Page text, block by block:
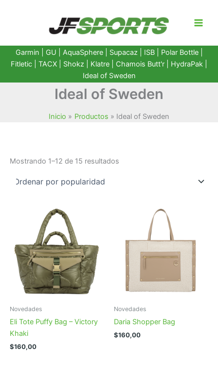
Garmin GU AquaSphere| Supacaz | ISB | Polar Bottle|
Fitletic
TACX Shokz Klatre Chamois Butt'r HydraPak
Ideal of Sweden
Ideal of Sweden
Inicio Productos Ideal of Sweden
Mostrando 1–12 de 15 resultados
Novedades
Eli Tote Puffy Bag – Victory
Khaki
$160,00
Novedades
Daria Shopper Bag
$160,00